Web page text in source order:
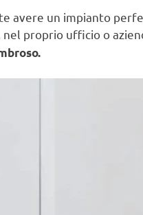
avere un impianto
proprio ufficio o